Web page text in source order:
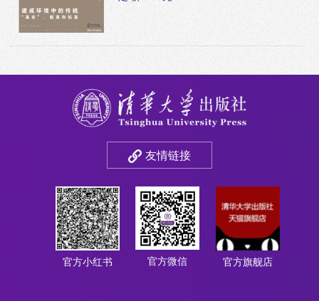
友情链接
官方小红书 官方微信 官方旗舰店